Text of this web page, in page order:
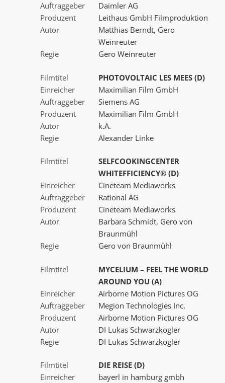
Auftraggeber
Daimler AG
Produzent
Leithaus GmbH Filmproduktion
Autor
Matthias Berndt, Gero
Weinreuter
Regie
Gero Weinreuter
Filmtitel
PHOTOVOLTAIC LES MEES (D)
Einreicher
Maximilian Film GmbH
Auftraggeber
Siemens AG
Produzent
Maximilian Film GmbH
Autor
k.A.
Regie
Alexander Linke
Filmtitel
SELFCOOKINGCENTER
WHITEFFICIENCY® (D)
Einreicher
Cineteam Mediaworks
Auftraggeber
Rational AG
Produzent
Cineteam Mediaworks
Autor
Barbara Schmidt, Gero von
Braunmühl
Regie
Gero von Braunmühl
Filmtitel
MYCELIUM – FEEL THE WORLD
AROUND YOU (A)
Einreicher
Airborne Motion Pictures OG
Auftraggeber
Megion Technologies Inc.
Produzent
Airborne Motion Pictures OG
Autor
DI Lukas Schwarzkogler
Regie
DI Lukas Schwarzkogler
Filmtitel
DIE REISE (D)
Einreicher
bayerl in hamburg gmbh